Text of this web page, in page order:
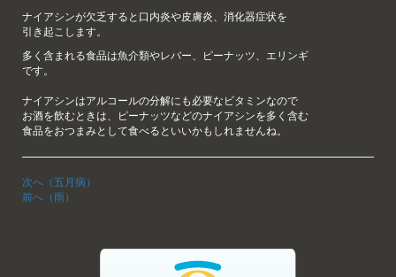
ナイアシンが欠乏すると口内炎や皮膚炎、消化器症状を
引き起こします。
多く含まれる食品は魚介類やレバー、ピーナッツ、エリンギ
です。
ナイアシンはアルコールの分解にも必要なビタミンなので
お酒を飲むときは、ピーナッツなどのナイアシンを多く含む
食品をおつまみとして食べるといいかもしれませんね。
次へ（五月病）
前へ（雨）